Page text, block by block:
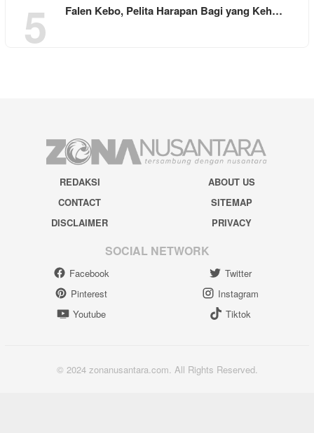
5 Falen Kebo, Pelita Harapan Bagi yang Keh…
REDAKSI
ABOUT US
CONTACT
SITEMAP
DISCLAIMER
PRIVACY
SOCIAL NETWORK
Facebook
Twitter
Pinterest
Instagram
Youtube
Tiktok
© 2024 zonanusantara.com. All Rights Reserved.